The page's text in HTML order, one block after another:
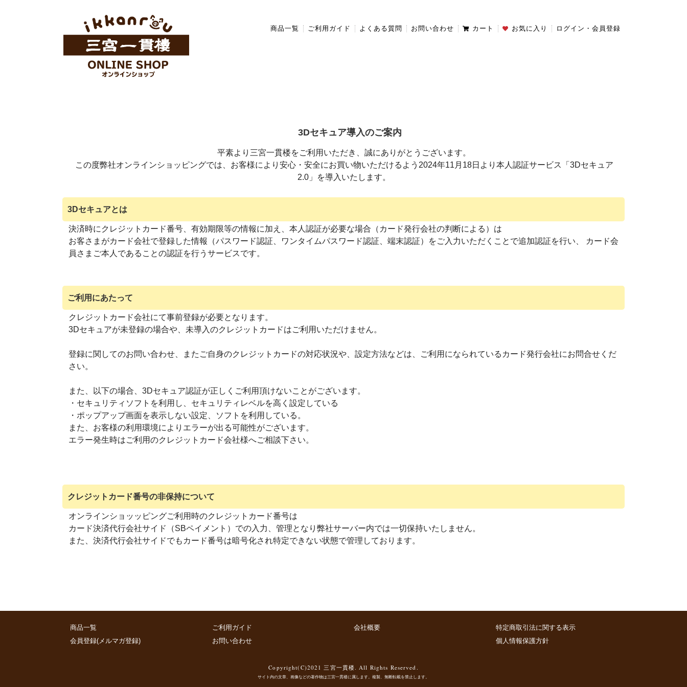
商品一覧 ご利用ガイド よくある質問 お問い合わせ カート お気に入り ログイン・会員登録
3Dセキュア導入のご案内
平素より三宮一貫楼をご利用いただき、誠にありがとうございます。
この度弊社オンラインショッピングでは、お客様により安心・安全にお買い物いただけるよう2024年11月18日より本人認証サービス「3Dセキュア
2.0」を導入いたします。
3Dセキュアとは
決済時にクレジットカード番号、有効期限等の情報に加え、本人認証が必要な場合（カード発行会社の判断による）は
お客さまがカード会社で登録した情報（パスワード認証、ワンタイムパスワード認証、端末認証）をご入力いただくことで追加認証を行い、 カード会
員さまご本人であることの認証を行うサービスです。
ご利用にあたって
クレジットカード会社にて事前登録が必要となります。
3Dセキュアが未登録の場合や、未導入のクレジットカードはご利用いただけません。
登録に関してのお問い合わせ、またご自身のクレジットカードの対応状況や、設定方法などは、ご利用になられているカード発行会社にお問合せくだ
さい。
また、以下の場合、3Dセキュア認証が正しくご利用頂けないことがございます。
・セキュリティソフトを利用し、セキュリティレベルを高く設定している
・ポップアップ画面を表示しない設定、ソフトを利用している。
また、お客様の利用環境によりエラーが出る可能性がございます。
エラー発生時はご利用のクレジットカード会社様へご相談下さい。
クレジットカード番号の非保持について
オンラインショッッピングご利用時のクレジットカード番号は
カード決済代行会社サイド（SBペイメント）での入力、管理となり弊社サーバー内では一切保持いたしません。
また、決済代行会社サイドでもカード番号は暗号化され特定できない状態で管理しております。
商品一覧
会員登録(メルマガ登録)
ご利用ガイド
お問い合わせ
会社概要
特定商取引法に関する表示
個人情報保護方針
Copyright(C)2021 三宮一貫楼. All Rights Reserved.
サイト内の文章、画像などの著作物は三宮一貫楼に属します。複製、無断転載を禁止します。